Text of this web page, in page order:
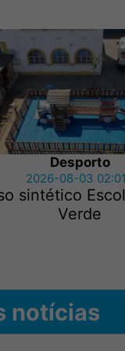
Desporto
2026-08-03
sintético
Verde
notícias